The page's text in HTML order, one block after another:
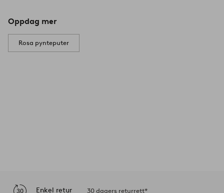
Oppdag mer
Rosa pynteputer
Enkel retur 30 dagers returrett*